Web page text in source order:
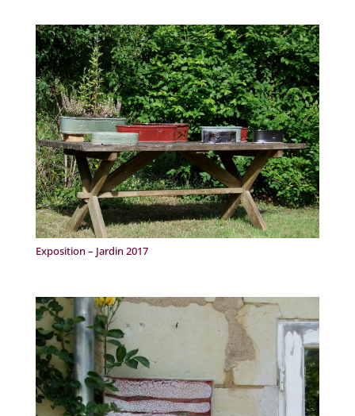
Exposition – Jardin 2017